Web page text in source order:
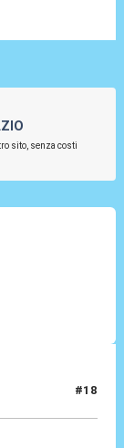
sito, senza costi
#18